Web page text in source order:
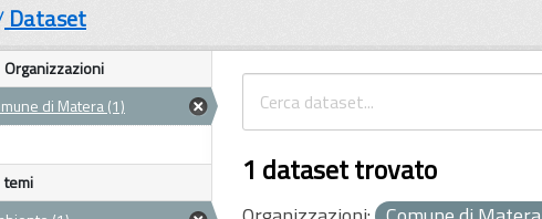
Dataset
1 dataset trovato
Organizzazioni
di Matera (1)
temi